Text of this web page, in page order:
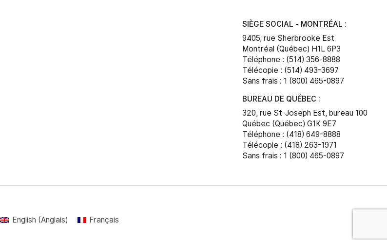
SIÈGE SOCIAL - MONTRÉAL :
9405, rue Sherbrooke Est
Montréal (Québec) H1L 6P3
Téléphone : (514) 356-8888
Télécopie : (514) 493-3697
Sans frais : 1 (800) 465-0897
BUREAU DE QUÉBEC :
320, rue St-Joseph Est, bureau 100
Québec (Québec) G1K 9E7
Téléphone : (418) 649-8888
Télécopie : (418) 263-1971
Sans frais : 1 (800) 465-0897
English (Anglais) Français